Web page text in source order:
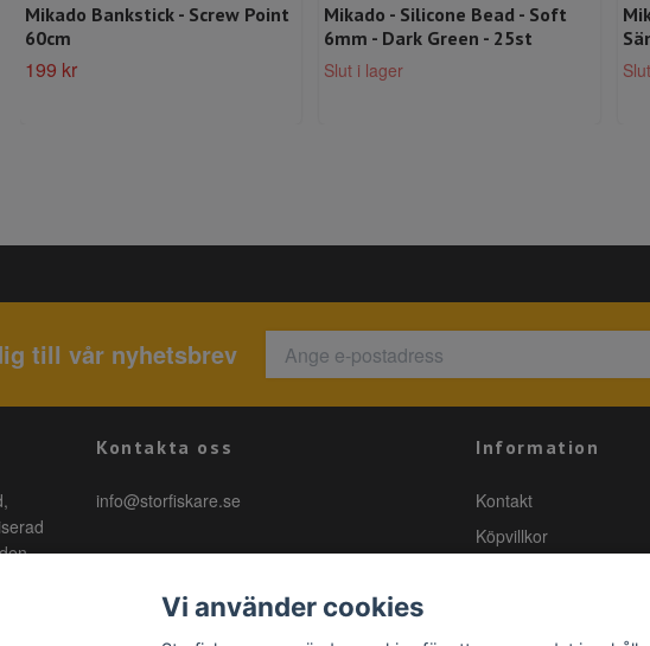
Mikado Bankstick - Screw Point
60cm
199 kr
Mikado - Silicone Bead - Soft
6mm - Dark Green - 25st
Slut i lager
till vår nyhetsbrev
Kontakta oss
info@storfiskare.se
Information
Kontakt
Köpvillkor
Vi använder cookies